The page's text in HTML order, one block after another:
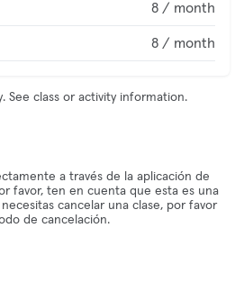
8 / month
8 / month
See class or activity information.
a través de la aplicación de
favor, ten en cuenta que esta es una
cancelar una clase, por favor
de cancelación.